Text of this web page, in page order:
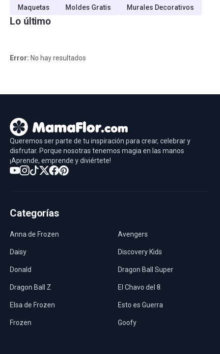
Maquetas Moldes Gratis Murales Decorativos
Lo último
Error: No hay resultados
Queremos ser parte de tu inspiración para crear, celebrar y
disfrutar. Porque nosotras tenemos magia en las manos
¡Aprende, emprende y diviértete!
Categorías
Anna de Frozen Avengers
Daisy Discovery Kids
Donald Dragon Ball Super
Dragon Ball Z El Chavo del 8
Elsa de Frozen Esto es Guerra
Frozen Goofy